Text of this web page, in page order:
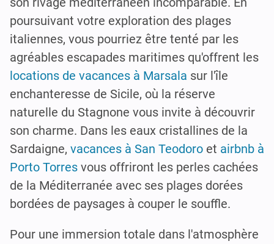
poursuivant votre exploration des plages
italiennes, vous pourriez être tenté par les
agréables escapades maritimes qu'offrent les
locations de vacances à Marsala sur l'île
enchanteresse de Sicile, où la réserve
naturelle du Stagnone vous invite à découvrir
son charme. Dans les eaux cristallines de la
Sardaigne, vacances à San Teodoro et airbnb à
Porto Torres vous offriront les perles cachées
de la Méditerranée avec ses plages dorées
bordées de paysages à couper le souffle.
Pour une immersion totale dans l'atmosphère